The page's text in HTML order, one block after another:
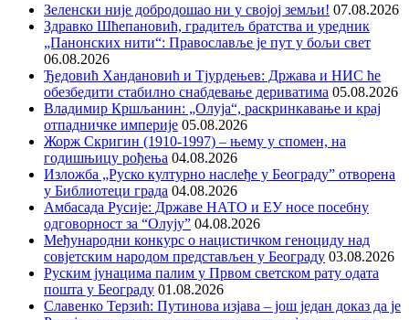
Зеленски није добродошао ни у својој земљи! 07.08.2026
Здравко Шћепановић, градитељ братства и уредник
„Панонских нити“: Православље је пут у бољи свет
06.08.2026
Ђедовић Хандановић и Тјурдењев: Држава и НИС ће
обезбедити стабилно снабдевање дериватима 05.08.2026
Владимир Кршљанин: „Олуја“, раскринкавање и крај
отпадничке империје 05.08.2026
Жорж Скригин (1910-1997) – њему у спомен, на
годишњицу рођења 04.08.2026
Изложба „Руско културно наслеђе у Београду” отворена
у Библиотеци града 04.08.2026
Амбасада Русије: Државе НАТО и ЕУ носе посебну
одговорност за “Олују” 04.08.2026
Међународни конкурс о нацистичком геноциду над
совјетским народом представљен у Београду 03.08.2026
Руским јунацима палим у Првом светском рату одата
пошта у Београду 01.08.2026
Славенко Терзић: Путинова изјава – још један доказ да је